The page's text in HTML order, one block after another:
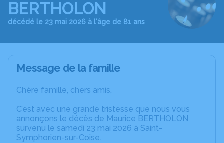
BERTHOLON
décédé le 23 mai 2026 à l'âge de 81 ans
Message de la famille
Chère famille, chers amis,
C’est avec une grande tristesse que nous vous
annonçons le décès de Maurice BERTHOLON
survenu le samedi 23 mai 2026 à Saint-
Symphorien-sur-Coise.